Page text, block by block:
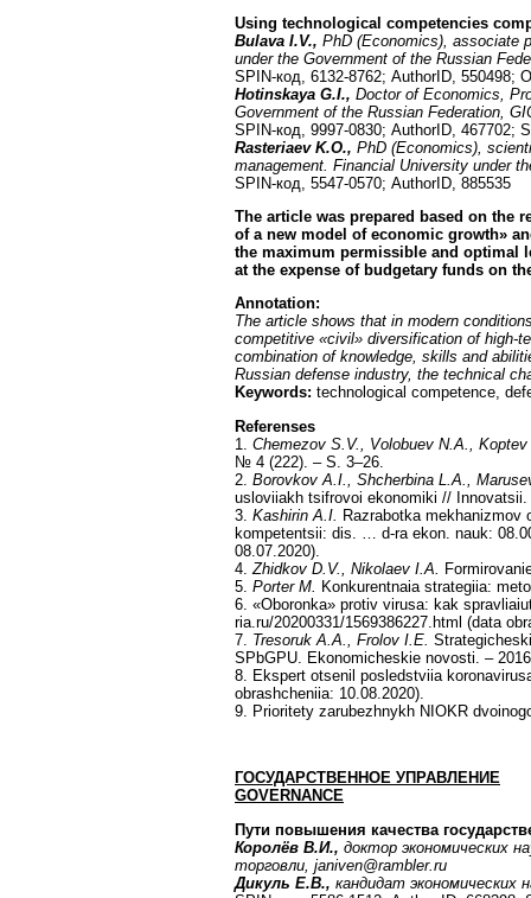
Using technological competencies
Bulava I.V., PhD (Economics), associate
under the Government of the Russian
SPIN-код, 6132-8762; AuthorID, 550498;
Hotinskaya G.I., Doctor of Еconomics,
Government of the Russian Federation,
SPIN-код, 9997-0830; AuthorID, 467702;
Rasteriaev K.O., PhD (Economics),
management. Financial University under
SPIN-код, 5547-0570; AuthorID, 885535
The article was prepared based on the
of a new model of economic growth»
the maximum permissible and optimal
at the expense of budgetary funds on
Annotation:
The article shows that in modern
competitive «civil» diversification of high-
combination of knowledge, skills and
Russian defense industry, the technical
Keywords: technological competence,
Referenses
1. Chemezov S.V., Volobuev N.A.,
№ 4 (222). – S. 3–26.
2. Borovkov A.I., Shcherbina L.A.,
usloviiakh tsifrovoi ekonomiki //
3. Kashirin A.I. Razrabotka mekhanizmov
kompetentsii: dis. … d-ra ekon. nauk:
08.07.2020).
4. Zhidkov D.V., Nikolaev I.A.
5. Porter M. Konkurentnaia strategiia:
6. «Oboronka» protiv virusa: kak
ria.ru/20200331/1569386227.html (data
7. Tresoruk A.A., Frolov I.E.
SPbGPU. Ekonomicheskie novosti. –
8. Ekspert otsenil posledstviia
obrashcheniia: 10.08.2020).
9. Prioritety zarubezhnykh NIOKR
ГОСУДАРСТВЕННОЕ УПРАВЛЕНИЕ
GOVERNANCE
Пути повышения качества
Королёв В.И., доктор экономических
торговли, janiven@rambler.ru
Дикуль Е.В., кандидат экономических